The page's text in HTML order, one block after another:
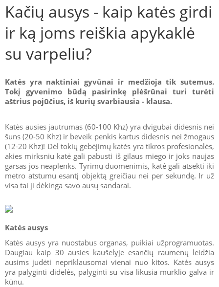
Kačių ausys - kaip katės girdi
ir ką joms reiškia apykaklė
su varpeliu?
Katės yra naktiniai gyvūnai ir medžioja tik sutemus.
Tokį gyvenimo būdą pasirinkę plėšrūnai turi turėti
aštrius pojūčius, iš kurių svarbiausia - klausa.
Katės ausies jautrumas (60-100 Khz) yra dvigubai didesnis nei
šuns (20-50 Khz) ir beveik penkis kartus didesnis nei žmogaus
(12-20 Khz)! Dėl tokių gebėjimų katės yra tikros profesionalės,
akies mirksniu katė gali pabusti iš gilaus miego ir joks naujas
garsas jos neaplenks. Tyrimų duomenimis, katė gali atsekti iki
metro atstumu esantį objektą greičiau nei per sekundę. Ir už
visa tai ji dėkinga savo ausų sandarai.
Katės ausys
Katės ausys yra nuostabus organas, puikiai užprogramuotas.
Daugiau kaip 30 ausies kaušelyje esančių raumenų leidžia
ausims judėti nepriklausomai vienai nuo kitos. Katės ausys
yra palyginti didelės, palyginti su visa likusia murklio galva ir
kūnu.